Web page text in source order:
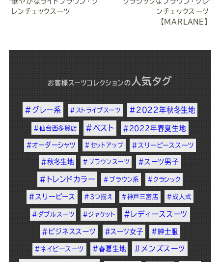
レンチェックスーツ
ンチェックスーツ
【MARLANE】
お客様スーツコレクションの 人気タグ
#グレー系 #ストライプスーツ #2022年秋冬生地
#仙台西多賀店 #ベスト #2022年春夏生地
#オーダーシャツ #セットアップ #スリーピーススーツ
#秋冬生地 #ブラウンスーツ #スーツ男子
#トレンドカラー #ブラウン系 #クラシック
#スリーピース #3つ揃え #神戸三宮店 #成人式
#ダブルスーツ #ジャケット #レディーススーツ
#ビジネススーツ #スーツ女子 #紳士服
#ネイビースーツ #春夏生地 #メンズスーツ